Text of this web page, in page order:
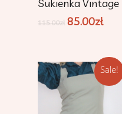
Sukienka Vintage
115.00zł 85.00zł
Sale!